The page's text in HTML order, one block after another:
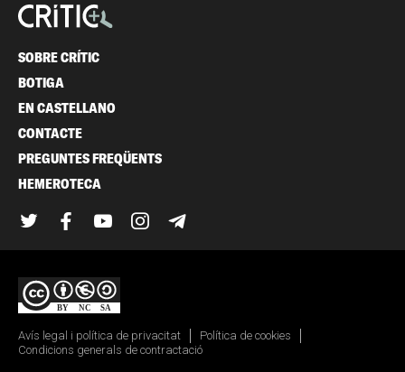
SOBRE CRÍTIC
BOTIGA
EN CASTELLANO
CONTACTE
PREGUNTES FREQÜENTS
HEMEROTECA
TwitterFacebook
YouTubeInstagram
Avís legal i política de privacitat
Política de cookies
Condicions generals de contractació